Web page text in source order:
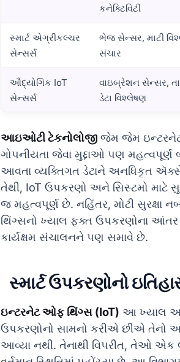
કનેક્ટિવિટી
સ્માર્ટ એગ્રીકલ્ચર
સેન્સર્સ
ભેજ સેન્સર, માટી
સંચાર
ઔદ્યોગિક IoT
સેન્સર્સ
વાઇબ્રેશન સેન્સર,
ડેટા વિશ્લેષણ
આઇઓટી ટેકનોલોજી જેમ જેમ ઇન્ટરનેટ
ગોપનીયતા જેવા મુદ્દાઓ પણ મહત્વપૂર્ણ
આવતા વ્યક્તિગત ડેટાને અનધિકૃત
તેથી, IoT ઉપકરણો અને સિસ્ટમો માટે
જ મહત્વપૂર્ણ છે. નહિંતર, મોટી
થિંગ્સનો ખ્યાલ ફક્ત ઉપકરણોના
કાર્યક્ષમ સંચાલનને પણ સમાવે છે.
સ્માર્ટ ઉપકરણોનો
ઇન્ટરનેટ ઓફ થિંગ્સ (IoT) આ ખ્યાલ
ઉપકરણોનો સામનો કરીએ છીએ તેનો
આવ્યા નથી. તેનાથી વિપરીત, તેઓ એક